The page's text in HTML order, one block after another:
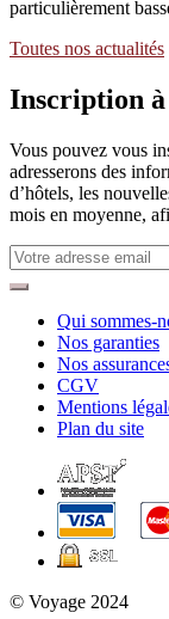
particulièrement
Toutes nos actualités
Inscription à
Vous pouvez vous
adresserons des
d’hôtels, les
mois en moyenne,
Qui sommes-
Nos garanties
Nos
CGV
Mentions
Plan du site
© Voyage 2024